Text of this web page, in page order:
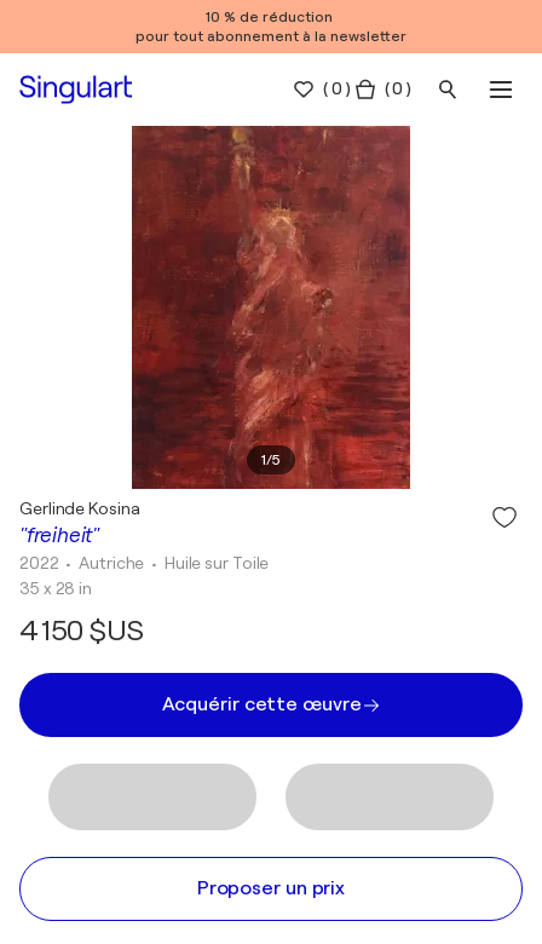
10 % de réduction
pour tout abonnement à la newsletter
(0 ) ( 0 )
1/5
"freiheit"
Gerlinde Kosina
2022 • Autriche • Huile sur Toile
35 x 28 in
4 150 $US
Acquérir cette œuvre
Proposer un prix